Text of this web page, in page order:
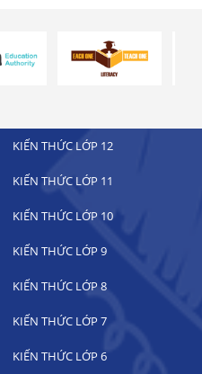
KIẾN THỨC LỚP 12
KIẾN THỨC LỚP 11
KIẾN THỨC LỚP 10
KIẾN THỨC LỚP 9
KIẾN THỨC LỚP 8
KIẾN THỨC LỚP 7
KIẾN THỨC LỚP 6